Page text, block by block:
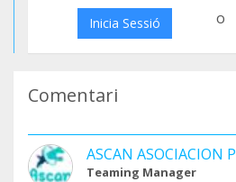
Inicia Sessió o
Comentari
ASCAN ASOCIACION
Teaming Manager